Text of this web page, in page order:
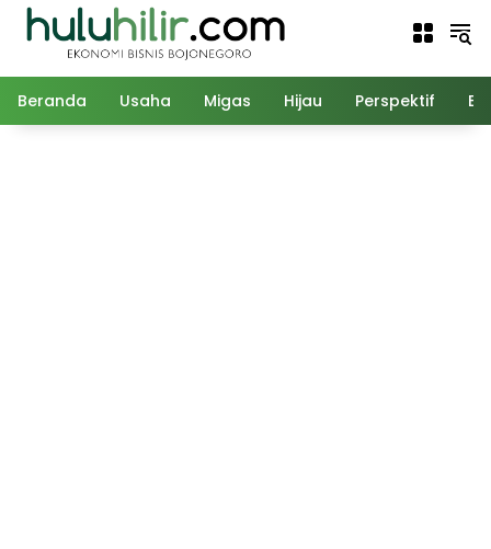
Langsung
Beranda Usaha Migas Hijau Perspektif